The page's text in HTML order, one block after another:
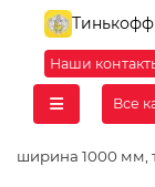
Наши
Все
ширина 1000 мм,